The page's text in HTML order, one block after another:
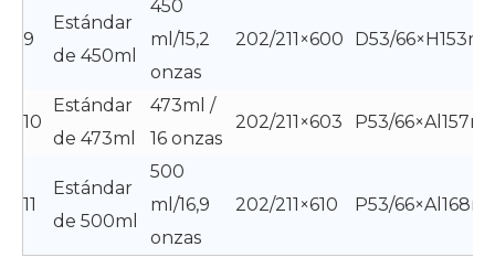
9
Estándar
de 450ml
450
ml/15,2
onzas
202/211×600 D53/
10
Estándar
de 473ml
473ml /
16 onzas
202/211×603 P53/
11
Estándar
de 500ml
500
ml/16,9
onzas
202/211×610 P53/